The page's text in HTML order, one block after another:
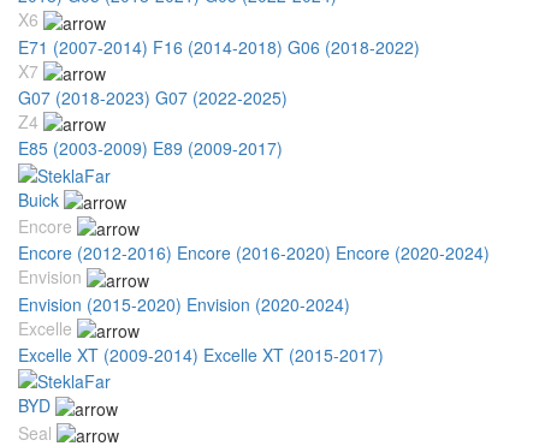
X6
E71 (2007-2014) F16 (2014-2018) G06 (2018-2022)
X7
G07 (2018-2023) G07 (2022-2025)
Z4
E85 (2003-2009) E89 (2009-2017)
Buick
Encore
Encore (2012-2016) Encore (2016-2020) Encore (2020-2024)
Envision
Envision (2015-2020) Envision (2020-2024)
Excelle
Excelle XT (2009-2014) Excelle XT (2015-2017)
BYD
Seal